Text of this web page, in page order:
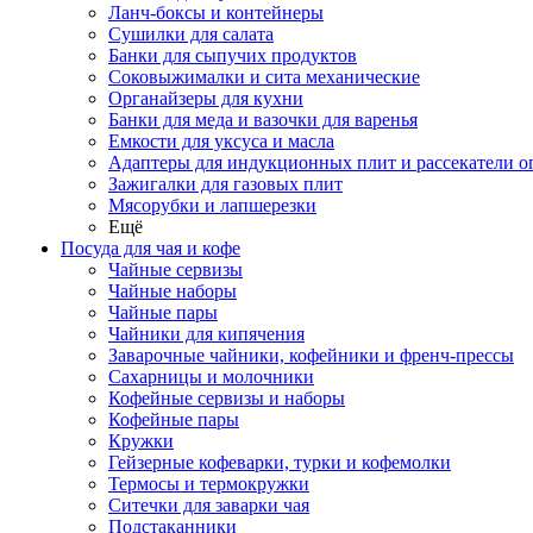
Ланч-боксы и контейнеры
Сушилки для салата
Банки для сыпучих продуктов
Соковыжималки и сита механические
Органайзеры для кухни
Банки для меда и вазочки для варенья
Емкости для уксуса и масла
Адаптеры для индукционных плит и рассекатели
Зажигалки для газовых плит
Мясорубки и лапшерезки
Ещё
Посуда для чая и кофе
Чайные сервизы
Чайные наборы
Чайные пары
Чайники для кипячения
Заварочные чайники, кофейники и френч-прессы
Сахарницы и молочники
Кофейные сервизы и наборы
Кофейные пары
Кружки
Гейзерные кофеварки, турки и кофемолки
Термосы и термокружки
Ситечки для заварки чая
Подстаканники